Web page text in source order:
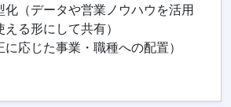
化（データや営業ノウハウを活用
る形にして共有）
に応じた事業・職種への配置）